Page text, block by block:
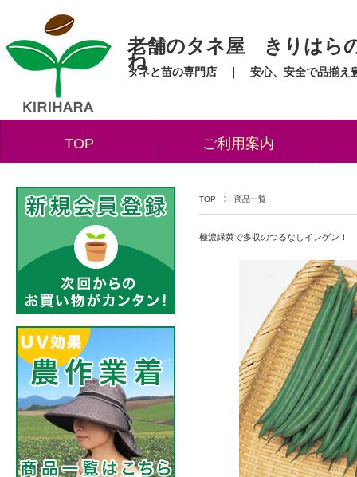
老舗のタネ屋 きりはら
ね
タネと苗の専門店 ｜ 安心、安全で品揃え
TOP ご利用案内
TOP 商品一覧
極濃緑莢で多収のつるなしインゲン！